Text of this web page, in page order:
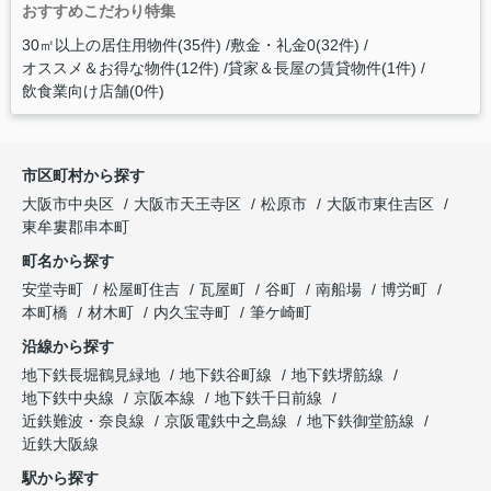
おすすめこだわり特集
30㎡以上の居住用物件(35件) 敷金・礼金0(32件)
オススメ＆お得な物件(12件) 貸家＆長屋の賃貸物件(1件)
飲食業向け店舗(0件)
市区町村から探す
大阪市中央区
大阪市天王寺区 松原市
大阪市東住吉区
東牟婁郡串本町
町名から探す
安堂寺町
松屋町住吉 瓦屋町 谷町 南船場
博労町
本町橋
材木町 内久宝寺町
筆ケ崎町
沿線から探す
地下鉄長堀鶴見緑地
地下鉄谷町線
地下鉄堺筋線
地下鉄中央線
京阪本線
地下鉄千日前線
近鉄難波・奈良線
京阪電鉄中之島線
地下鉄御堂筋線
近鉄大阪線
駅から探す